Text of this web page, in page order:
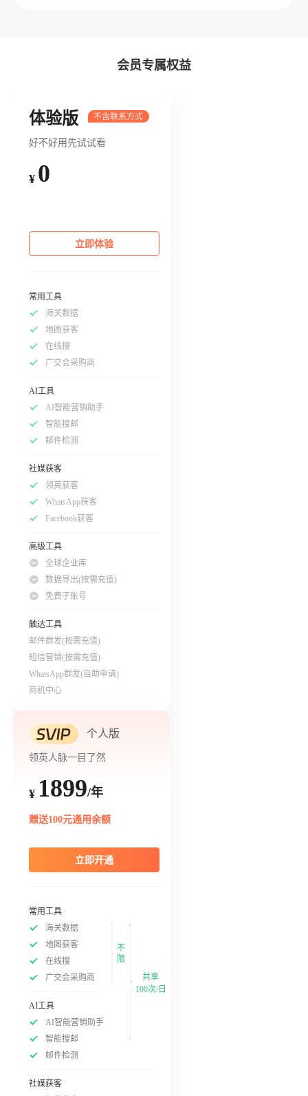
会员专属权益
体验版
好不好用先试试看
¥ 0
立即体验
常用工具
海关数据
地图获客
在线搜
广交会采购商
AI工具
AI智能营销助手
智能搜邮
邮件检测
社媒获客
领英获客
WhatsApp获客
Facebook获客
高级工具
全球企业库
数据导出(按需充值)
免费子账号
触达工具
邮件群发(按需充值)
短信营销(按需充值)
WhatsApp群发(自助申请)
商机中心
个人版
领英人脉一目了然
¥ 1899/年
赠送100元通用余额
立即开通
常用工具
海关数据
地图获客
在线搜
广交会采购商
不
限
AI工具
AI智能营销助手
智能搜邮
邮件检测
社媒获客
共享
100次/日